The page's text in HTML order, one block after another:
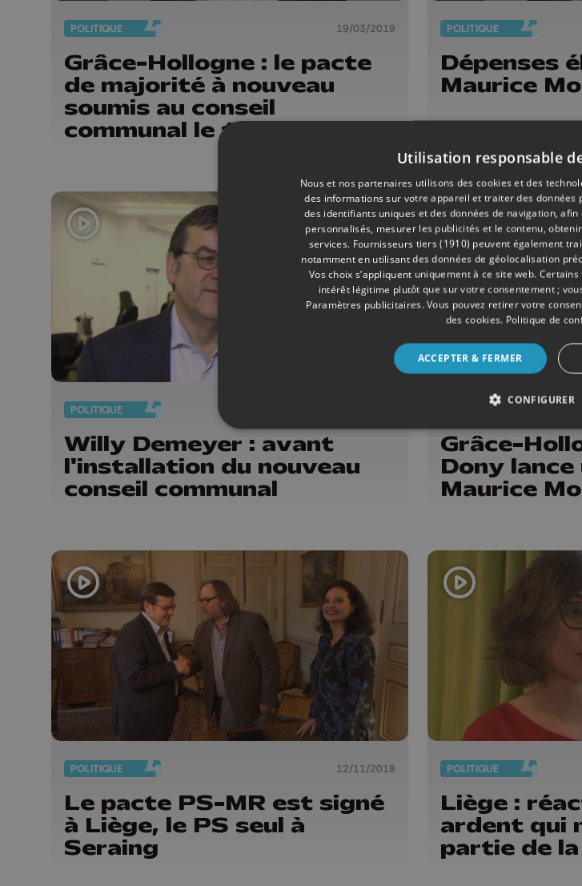
POLITIQUE 19/03/2019
Grâce-Hollogne : le pacte
de majorité à nouveau
soumis au conseil
communal le 1er avril
POLITIQUE
Dépenses
Maurice
POLITIQUE
Willy Demeyer : avant
l'installation du nouveau
conseil communal
POLITIQUE
Grâce-
Dony lance
Maurice
POLITIQUE 12/11/2018
Le pacte PS-MR est signé
à Liège, le PS seul à
Seraing
POLITIQUE
Liège :
ardent qui
partie de
Utilisation responsable
Nous et nos partenaires utilisons des cookies et des
des informations sur votre appareil et traiter des données
des identifiants uniques et des données de navigation,
personnalisés, mesurer les publicités et le contenu,
services. Fournisseurs tiers (1910) peuvent également
notamment en utilisant des données de géolocalisation
Vos choix s’appliquent uniquement à ce site web.
intérêt légitime plutôt que sur votre consentement ;
Paramètres publicitaires. Vous pouvez retirer votre
des cookies. Politique de
ACCEPTER & FERMER
CONFIGURER